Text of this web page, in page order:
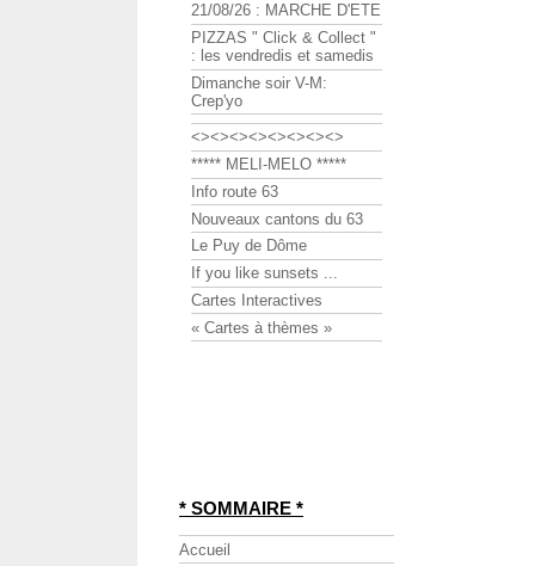
21/08/26 : MARCHE D'ETE
PIZZAS " Click & Collect "
: les vendredis et samedis
Dimanche soir V-M:
Crep'yo
<><><><><><><><>
***** MELI-MELO *****
Info route 63
Nouveaux cantons du 63
Le Puy de Dôme
If you like sunsets ...
Cartes Interactives
« Cartes à thèmes »
* SOMMAIRE *
Accueil